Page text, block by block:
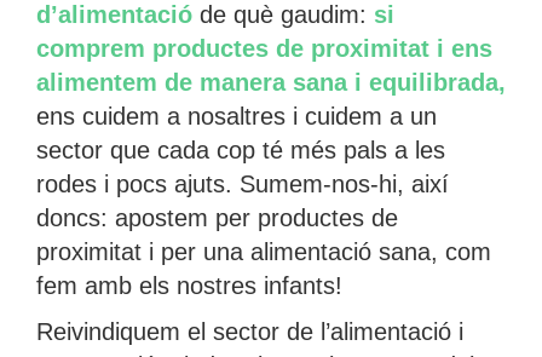
d’alimentació de què gaudim: si
comprem productes de proximitat i ens
alimentem de manera sana i equilibrada,
ens cuidem a nosaltres i cuidem a un
sector que cada cop té més pals a les
rodes i pocs ajuts. Sumem-nos-hi, així
doncs: apostem per productes de
proximitat i per una alimentació sana, com
fem amb els nostres infants!
Reivindiquem el sector de l’alimentació i